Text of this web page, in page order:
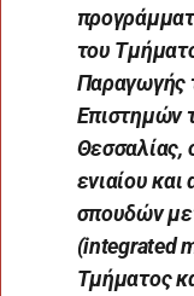
του
Παραγωγής
Επιστημών
Θεσσαλίας,
ενιαίου
σπουδών
(integrated
Τμήματος